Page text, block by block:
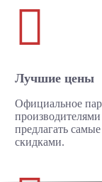

Лучшие цены
Официальное
предлагать
скидками.